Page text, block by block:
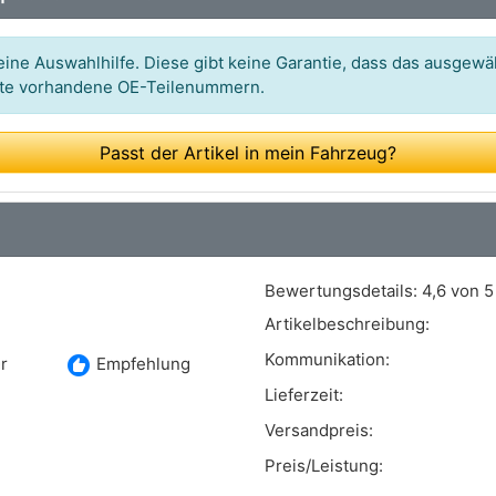
Art.-Nr.: 0 986 487 272
Art.-Nr.: 03.0137-0209.2
Art.-Nr.: 2739476
Art.-Nr.: GS8211
Art.-Nr.: 16-14 533 0014/K
Auswahlhilfe. Diese gibt keine Garantie, dass das
vorhandene OE-Teilenummern.
Passt der Artikel in mein Fahrzeug?
recommend Empfehlung
Bewertungsdetails: 4,6 von 5
Artikelbeschreibung:
Kommunikation:
Lieferzeit:
Versandpreis:
Preis/Leistung: